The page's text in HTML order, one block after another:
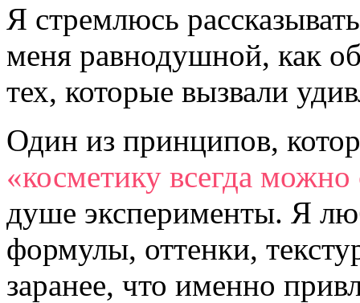
Я стремлюсь
меня равнодушной, как
тех, которые вызвали
Один из принципов,
«косметику всегда
душе эксперименты. Я
формулы, оттенки,
заранее, что именно